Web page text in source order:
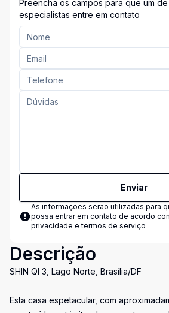
Preencha os campos para que um
especialistas entre em contato
Enviar
As informações serão utilizadas para
possa entrar em contato de acordo
privacidade e termos de serviço
Descrição
SHIN QI 3, Lago Norte, Brasília/DF
Esta casa espetacular, com